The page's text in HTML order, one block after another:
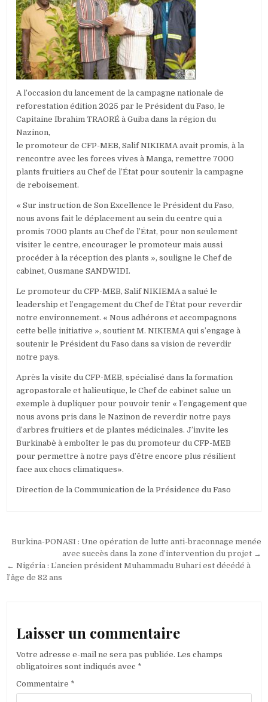
A l’occasion du lancement de la campagne nationale de
reforestation édition 2025 par le Président du Faso, le
Capitaine Ibrahim TRAORÉ à Guiba dans la région du
Nazinon,
le promoteur de CFP-MEB, Salif NIKIEMA avait promis, à la
rencontre avec les forces vives à Manga, remettre 7000
plants fruitiers au Chef de l’État pour soutenir la campagne
de reboisement.
« Sur instruction de Son Excellence le Président du Faso,
nous avons fait le déplacement au sein du centre qui a
promis 7000 plants au Chef de l’État, pour non seulement
visiter le centre, encourager le promoteur mais aussi
procéder à la réception des plants », souligne le Chef de
cabinet, Ousmane SANDWIDI.
Le promoteur du CFP-MEB, Salif NIKIEMA a salué le
leadership et l’engagement du Chef de l’État pour reverdir
notre environnement. « Nous adhérons et accompagnons
cette belle initiative », soutient M. NIKIEMA qui s’engage à
soutenir le Président du Faso dans sa vision de reverdir
notre pays.
Après la visite du CFP-MEB, spécialisé dans la formation
agropastorale et halieutique, le Chef de cabinet salue un
exemple à dupliquer pour pouvoir tenir « l’engagement que
nous avons pris dans le Nazinon de reverdir notre pays
d’arbres fruitiers et de plantes médicinales. J’invite les
Burkinabè à emboîter le pas du promoteur du CFP-MEB
pour permettre à notre pays d’être encore plus résilient
face aux chocs climatiques».
Direction de la Communication de la Présidence du Faso
Navigation
de
l’article
Burkina-PONASI : Une opération de lutte anti-braconnage menée
avec succès dans la zone d’intervention du projet →
← Nigéria : L’ancien président Muhammadu Buhari est décédé à
l’âge de 82 ans
Laisser un commentaire
Votre adresse e-mail ne sera pas publiée. Les champs
obligatoires sont indiqués avec *
Commentaire *